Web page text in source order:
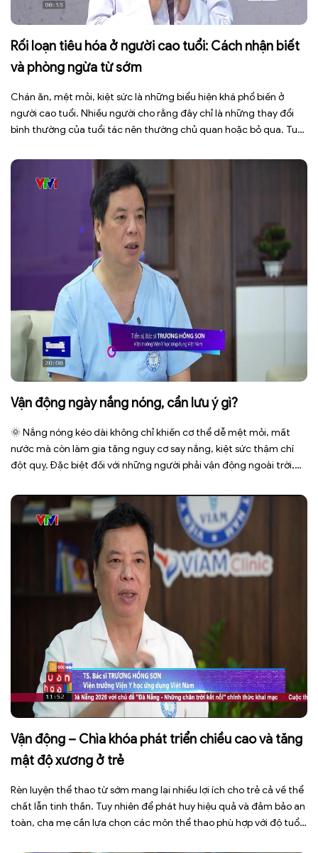
Rối loạn tiêu hóa ở người cao tuổi: Cách nhận biết
và phòng ngừa từ sớm
Chán ăn, mệt mỏi, kiệt sức là những biểu hiện khá phổ biến ở
người cao tuổi. Nhiều người cho rằng đây chỉ là những thay đổi
bình thường của tuổi tác nên thường chủ quan hoặc bỏ qua. Tuy
báo cho […]
Vận động ngày nắng nóng, cần lưu ý gì?
🌞 Nắng nóng kéo dài không chỉ khiến cơ thể dễ mệt mỏi, mất
nước mà còn làm gia tăng nguy cơ say nắng, kiệt sức thậm chí
đột quỵ. Đặc biệt đối với những người phải vận động ngoài trời,
Vận động – Chìa khóa phát triển chiều cao và tăng
mật độ xương ở trẻ
Rèn luyện thể thao từ sớm mang lại nhiều lợi ích cho trẻ cả về thể
chất lẫn tinh thần. Tuy nhiên để phát huy hiệu quả và đảm bảo an
toàn, cha mẹ cần lựa chọn các môn thể thao phù hợp với độ tuổi,